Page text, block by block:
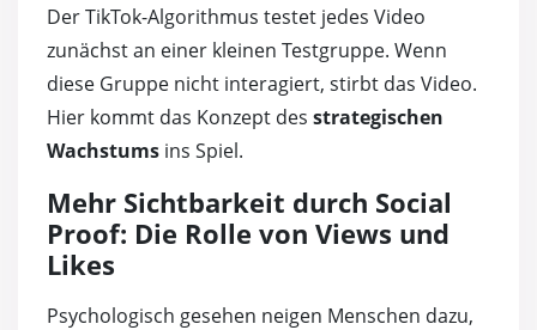
Der TikTok-Algorithmus testet jedes Video
zunächst an einer kleinen Testgruppe. Wenn
diese Gruppe nicht interagiert, stirbt das Video.
Hier kommt das Konzept des strategischen
Wachstums ins Spiel.
Mehr Sichtbarkeit durch Social
Proof: Die Rolle von Views und
Likes
Psychologisch gesehen neigen Menschen dazu,